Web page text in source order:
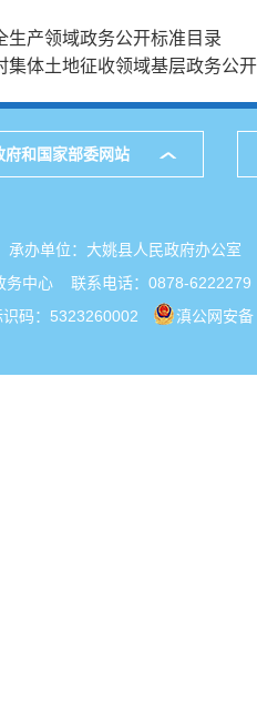
生产领域政务公开标准目录
集体土地征收领域基层政务公
府和国家部委网站
承办单位：大姚县人民政府办公
务中心 联系电话：0878-6222279
识码：5323260002 滇公网安